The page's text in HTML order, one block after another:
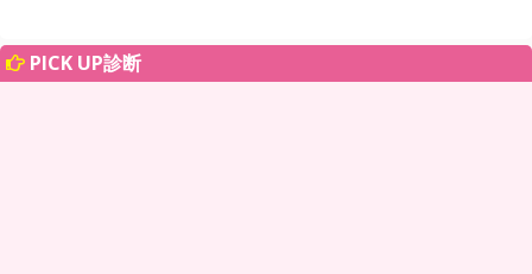
PICK UP診断